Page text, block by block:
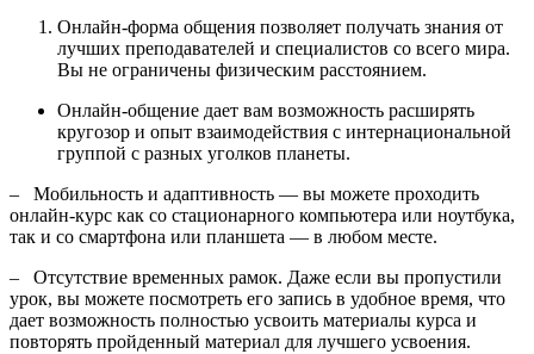
Онлайн-форма общения позволяет получать знания от
лучших преподавателей и специалистов со всего мира.
Вы не ограничены физическим расстоянием.
Онлайн-общение дает вам возможность расширять
кругозор и опыт взаимодействия с интернациональной
группой с разных уголков планеты.
–
Мобильность и адаптивность — вы можете проходить
онлайн-курс как со стационарного компьютера или ноутбука,
так и со смартфона или планшета — в любом месте.
–
Отсутствие временных рамок. Даже если вы пропустили
урок, вы можете посмотреть его запись в удобное время, что
дает возможность полностью усвоить материалы курса и
повторять пройденный материал для лучшего усвоения.